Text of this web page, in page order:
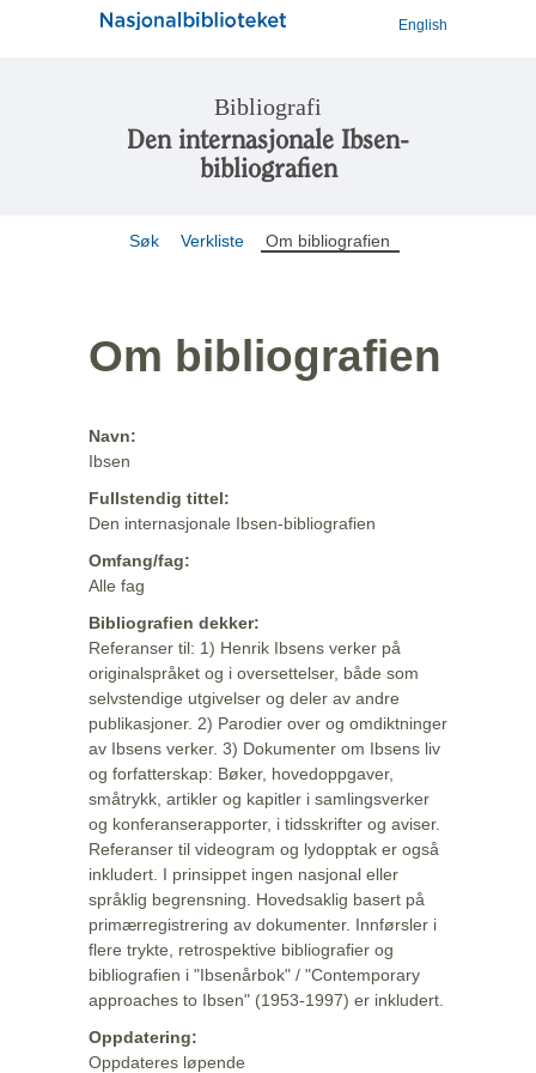
English
Bibliografi
Den internasjonale Ibsen-
bibliografien
Søk Verkliste Om bibliografien
Om bibliografien
Navn:
Ibsen
Fullstendig tittel:
Den internasjonale Ibsen-bibliografien
Omfang/fag:
Alle fag
Bibliografien dekker:
Referanser til: 1) Henrik Ibsens verker på
originalspråket og i oversettelser, både som
selvstendige utgivelser og deler av andre
publikasjoner. 2) Parodier over og omdiktninger
av Ibsens verker. 3) Dokumenter om Ibsens liv
og forfatterskap: Bøker, hovedoppgaver,
småtrykk, artikler og kapitler i samlingsverker
og konferanserapporter, i tidsskrifter og aviser.
Referanser til videogram og lydopptak er også
inkludert. I prinsippet ingen nasjonal eller
språklig begrensning. Hovedsaklig basert på
primærregistrering av dokumenter. Innførsler i
flere trykte, retrospektive bibliografier og
bibliografien i "Ibsenårbok" / "Contemporary
approaches to Ibsen" (1953-1997) er inkludert.
Oppdatering:
Oppdateres løpende